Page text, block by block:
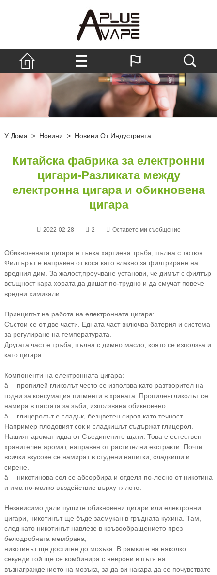
У Дома > Новини > Новини От Индустрията
Китайска фабрика за електронни
цигари-Разликата между
електронна цигара и обикновена
цигара
2022-02-28 2 Оставете ми съобщение
Обикновената цигара е тънка хартиена тръба, пълна с тютюн.
Филтърът е направен от коса като влакно за филтриране на
вредния дим. За жалост,проучване установи, че димът с филтър
всъщност кара хората да дишат по-трудно и да смучат повече
вредни химикали.
Принципът на работа на електронната цигара:
Състои се от две части. Едната част включва батерия и система
за регулиране на температурата.
Другата част е тръба, пълна с димно масло, която се използва и
като цигара.
Компоненти на електронната цигара:
â— пропилей гликолът често се използва като разтворител на
годни за консумация пигменти в храната. Пропиленгликолът се
намира в пастата за зъби, използвана обикновено.
â— глицеролът е сладък, безцветен сироп като течност.
Например плодовият сок и сладкишът съдържат глицерол.
Нашият аромат идва от Съединените щати. Това е естествен
хранителен аромат, направен от растителни екстракти. Почти
всички вкусове се намират в студени напитки, сладкиши и
сирене.
â— никотинова сол се абсорбира и отделя по-лесно от никотина
и има по-малко въздействие върху тялото.
Независимо дали пушите обикновени цигари или електронни
цигари, никотинът ще бъде засмукан в гръдната кухина. Там,
след като никотинът навлезе в кръвообращението през
белодробната мембрана,
никотинът ще достигне до мозъка. В рамките на няколко
секунди той ще се комбинира с неврони в пътя на
възнаграждението на мозъка, за да ви накара да се почувствате